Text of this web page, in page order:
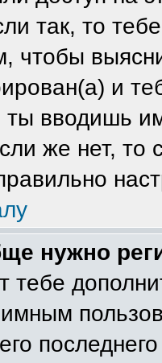
так, то
чтобы
и
ты вводишь
же нет, то
нужно
тебе